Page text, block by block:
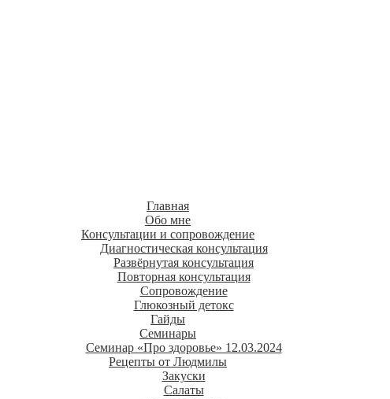
Главная
Обо мне
Консультации и сопровождение
Диагностическая консультация
Развёрнутая консультация
Повторная консультация
Сопровождение
Глюкозный детокс
Гайды
Семинары
Семинар «Про здоровье» 12.03.2024
Рецепты от Людмилы
Закуски
Салаты